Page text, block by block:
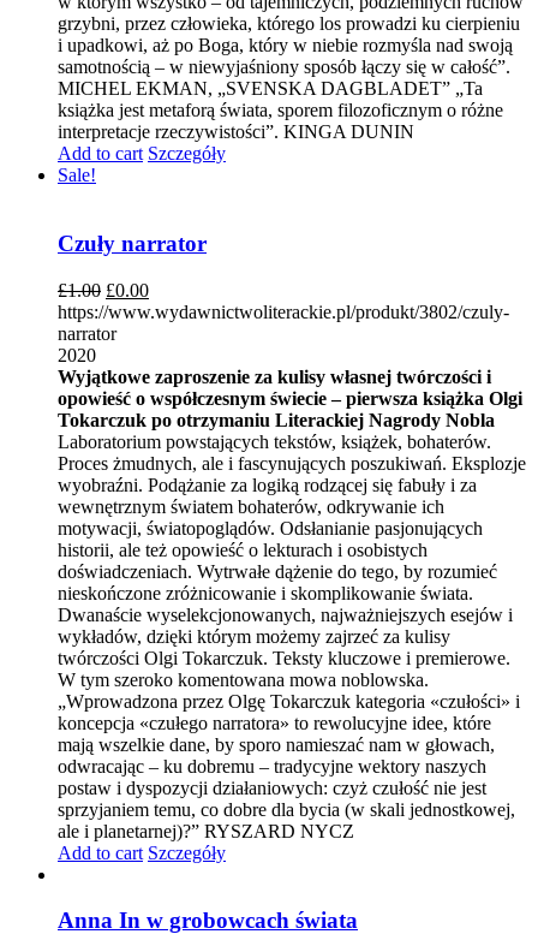
grzybni, przez człowieka, którego los prowadzi ku cierpieniu
i upadkowi, aż po Boga, który w niebie rozmyśla nad swoją
samotnością – w niewyjaśniony sposób łączy się w całość”.
MICHEL EKMAN, „SVENSKA DAGBLADET” „Ta
książka jest metaforą świata, sporem filozoficznym o różne
interpretacje rzeczywistości”. KINGA DUNIN
Add to cart Szczegóły
Sale!
Czuły narrator
£1.00 £0.00
https://www.wydawnictwoliterackie.pl/produkt/3802/czuly-
narrator
2020
Wyjątkowe zaproszenie za kulisy własnej twórczości i
opowieść o współczesnym świecie – pierwsza książka Olgi
Tokarczuk po otrzymaniu Literackiej Nagrody Nobla
Laboratorium powstających tekstów, książek, bohaterów.
Proces żmudnych, ale i fascynujących poszukiwań. Eksplozje
wyobraźni. Podążanie za logiką rodzącej się fabuły i za
wewnętrznym światem bohaterów, odkrywanie ich
motywacji, światopoglądów. Odsłanianie pasjonujących
historii, ale też opowieść o lekturach i osobistych
doświadczeniach. Wytrwałe dążenie do tego, by rozumieć
nieskończone zróżnicowanie i skomplikowanie świata.
Dwanaście wyselekcjonowanych, najważniejszych esejów i
wykładów, dzięki którym możemy zajrzeć za kulisy
twórczości Olgi Tokarczuk. Teksty kluczowe i premierowe.
W tym szeroko komentowana mowa noblowska.
„Wprowadzona przez Olgę Tokarczuk kategoria «czułości» i
koncepcja «czułego narratora» to rewolucyjne idee, które
mają wszelkie dane, by sporo namieszać nam w głowach,
odwracając – ku dobremu – tradycyjne wektory naszych
postaw i dyspozycji działaniowych: czyż czułość nie jest
sprzyjaniem temu, co dobre dla bycia (w skali jednostkowej,
ale i planetarnej)?” RYSZARD NYCZ
Add to cart Szczegóły
Anna In w grobowcach świata